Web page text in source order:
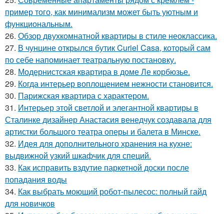
пример того, как минимализм может быть уютным и
функциональным.
26. Обзор двухкомнатной квартиры в стиле неоклассика.
27. В чунцине открылся бутик Curiel Casa, который сам
по себе напоминает театральную постановку.
28. Модернистская квартира в доме Ле корбюзье.
29. Когда интерьер воплощением нежности становится.
30. Парижская квартира с характером.
31. Интерьер этой светлой и элегантной квартиры в
Сталинке дизайнер Анастасия венедчук создавала для
артистки большого театра оперы и балета в Минске.
32. Идея для дополнительного хранения на кухне:
выдвижной узкий шкафчик для специй.
33. Как исправить вздутие паркетной доски после
попадания воды
34. Как выбрать моющий робот-пылесос: полный гайд
для новичков